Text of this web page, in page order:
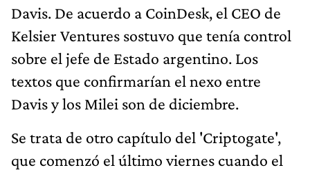
Davis. De acuerdo a CoinDesk, el CEO de
Kelsier Ventures sostuvo que tenía control
sobre el jefe de Estado argentino. Los
textos que confirmarían el nexo entre
Davis y los Milei son de diciembre.
Se trata de otro capítulo del 'Criptogate',
que comenzó el último viernes cuando el